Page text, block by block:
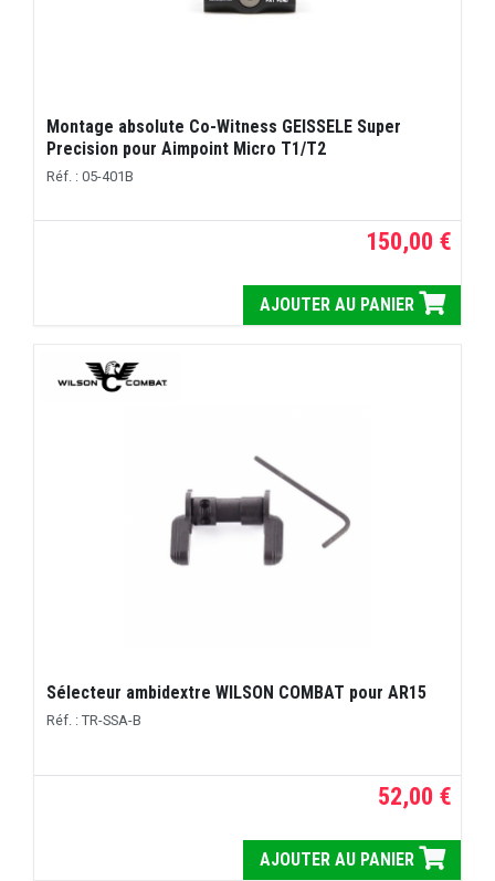
Montage absolute Co-Witness GEISSELE Super
Precision pour Aimpoint Micro T1/T2
Réf. : 05-401B
150,00 €
AJOUTER AU PANIER
Sélecteur ambidextre WILSON COMBAT pour AR15
Réf. : TR-SSA-B
52,00 €
AJOUTER AU PANIER